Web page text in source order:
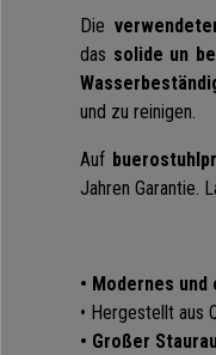
Die
das solide un
und zu reinigen.
Auf
Jahren Garantie.
• Modernes
• Hergestellt aus
• Großer